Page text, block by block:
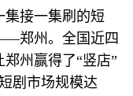
集接一集刷的短
郑州。全国近四
州赢得了“竖店”
剧市场规模达